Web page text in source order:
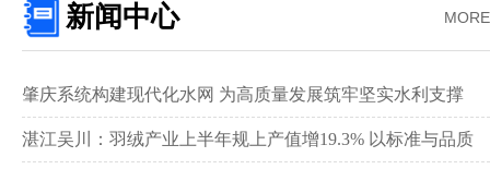
MORE
新闻中心
肇庆系统构建现代化水网 为高质量发展筑牢坚实水利支撑‌
湛江吴川：羽绒产业上半年规上产值增19.3% 以标准与品质